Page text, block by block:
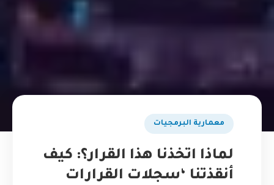
​معمارية البرمجيات
لماذا اتخذنا هذا القرار؟: كيف
أنقذتنا ‘سجلات القرارات